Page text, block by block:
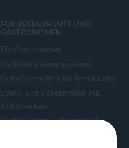
FÜR RESTAURANTS UND
GASTRONOMEN
Für Gastronomen
Tisch Reservierungsystem
Gutscheinsystem für Restaurants
Event- und Ticketsystem mit
Ticketverkauf
Bestellsystem Lieferung und